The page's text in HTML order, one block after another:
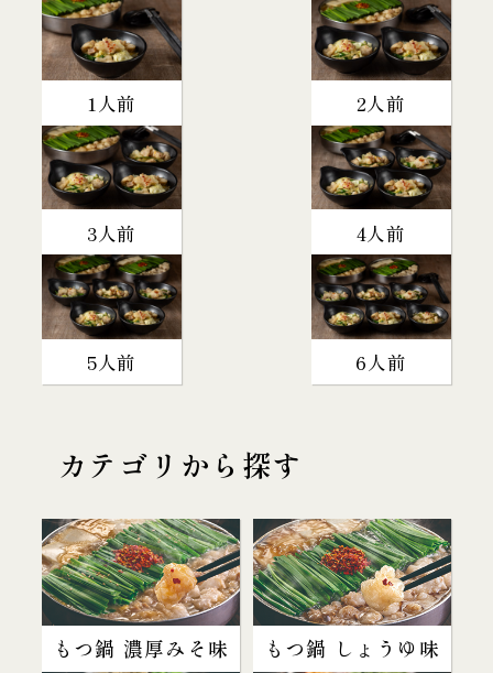
1人前 2人前
3人前 4人前
5人前 6人前
カテゴリから探す
もつ鍋 濃厚みそ味 もつ鍋 しょうゆ味